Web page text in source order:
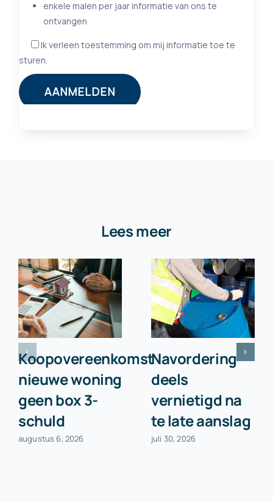
Lees meer
Koopovereenkomst
nieuwe woning
geen box 3-
schuld
augustus 6, 2026
Navordering
deels
vernietigd na
te late aanslag
juli 30, 2026